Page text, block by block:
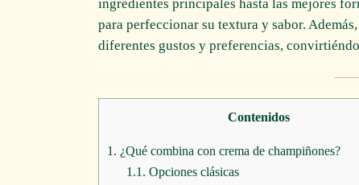
ingredientes principales hasta las mejores
para perfeccionar su textura y sabor.
diferentes gustos y preferencias,
Contenidos
1. ¿Qué combina con crema de champiñones?
1.1. Opciones clásicas